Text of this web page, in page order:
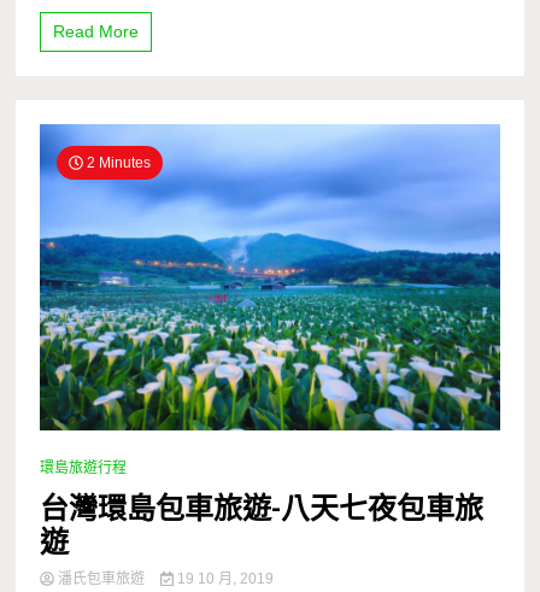
Read More
2 Minutes
環島旅遊行程
台灣環島包車旅遊-八天七夜包車旅
遊
潘氏包車旅遊 19 10 月, 2019